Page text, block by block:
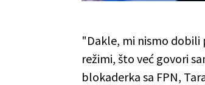
"Dakle, mi nismo dobili
režimi, što već govori
blokaderka sa FPN,